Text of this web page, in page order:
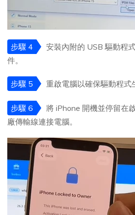
步驟 4
安裝內附的 USB 驅動程
件。
步驟 5 重啟電腦以確保驅動程式
步驟 6
將 iPhone 開機並停留在
廠傳輸線連接電腦。